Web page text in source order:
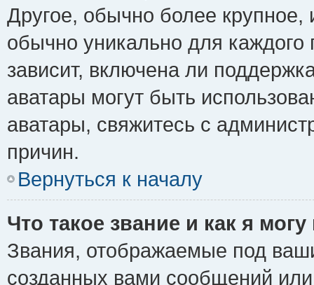
Другое, обычно более крупное,
обычно уникально для каждого
зависит, включена ли
аватары могут быть
аватары, свяжитесь с
причин.
Вернуться к началу
Что такое звание и как я
Звания, отображаемые под
созданных вами сообщений